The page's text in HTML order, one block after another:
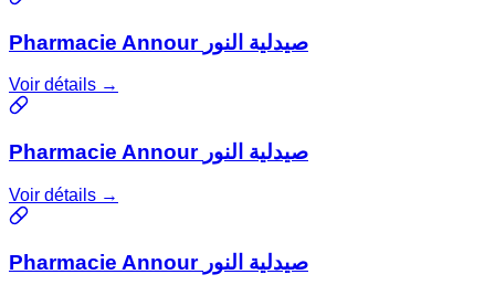
Pharmacie Annour صيدلية النور
Voir détails →
Pharmacie Annour صيدلية النور
Voir détails →
Pharmacie Annour صيدلية النور